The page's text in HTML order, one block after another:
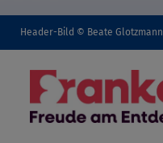
Header-Bild © Beate Glotzmann